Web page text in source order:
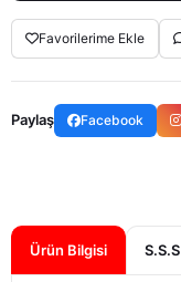
Favorilerime Ekle
Paylaş Facebook
Ürün Bilgisi S.S.S